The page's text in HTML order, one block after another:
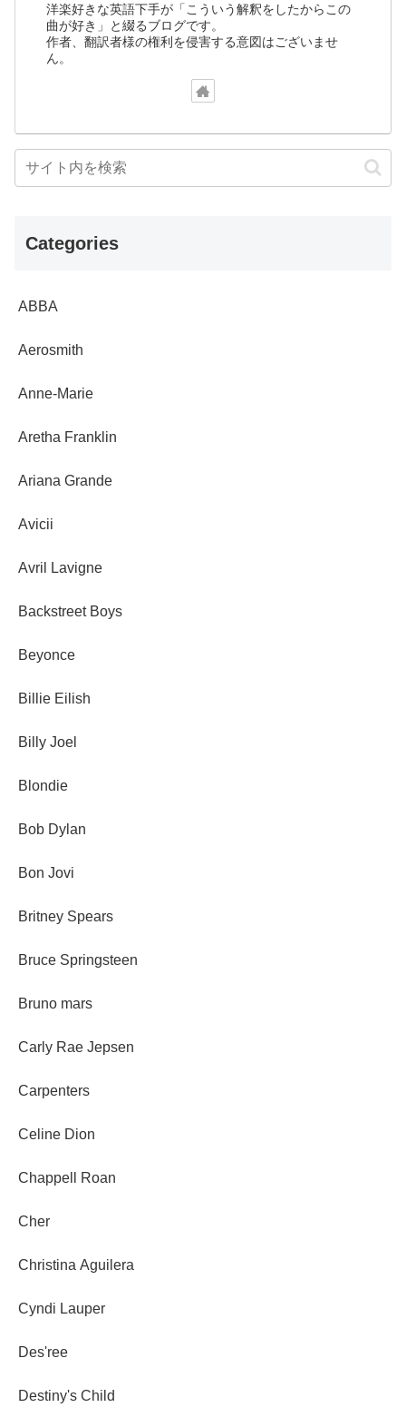
洋楽好きな英語下手が「こういう解釈をしたからこの
曲が好き」と綴るブログです。
作者、翻訳者様の権利を侵害する意図はございませ
ん。
Categories
ABBA
Aerosmith
Anne-Marie
Aretha Franklin
Ariana Grande
Avicii
Avril Lavigne
Backstreet Boys
Beyonce
Billie Eilish
Billy Joel
Blondie
Bob Dylan
Bon Jovi
Britney Spears
Bruce Springsteen
Bruno mars
Carly Rae Jepsen
Carpenters
Celine Dion
Chappell Roan
Cher
Christina Aguilera
Cyndi Lauper
Des'ree
Destiny's Child